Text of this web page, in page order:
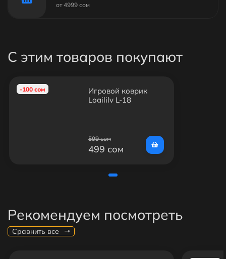
от 4999 сом
С этим товаров покупают
-100 сом
Игровой коврик
Logilily L-18
599 сом
499 сом
Рекомендуем посмотреть
Сравнить все